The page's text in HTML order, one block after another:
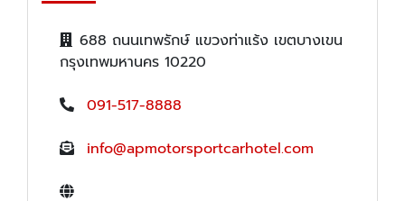
688 ถนนเทพรักษ์ แขวงท่าแร้ง เขตบางเขน
กรุงเทพมหานคร 10220
091-517-8888
info@apmotorsportcarhotel.com